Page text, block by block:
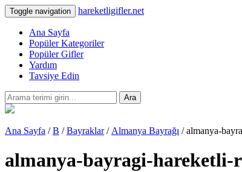
Toggle navigation hareketligifler.net
Ana Sayfa
Popüler Kategoriler
Popüler Gifler
Yardım
Tavsiye Edin
Ara
Ana Sayfa /B /Bayraklar/ Almanya Bayrağı / almanya-
almanya-bayragi-hareketli-